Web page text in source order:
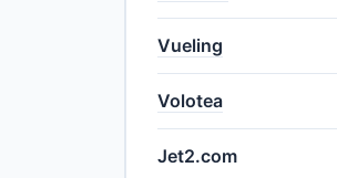
Vueling
Volotea
Jet2.com